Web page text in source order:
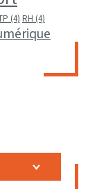
(4) RH (4)